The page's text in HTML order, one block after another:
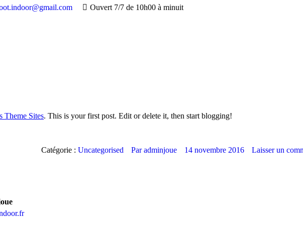
Ouvert 7/7 de 10h00 à minuit
Theme Sites. This is your first post. Edit or delete it, then start blogging!
Catégorie : Uncategorised Paradminjoue 14 novembre 2016 Laisser un